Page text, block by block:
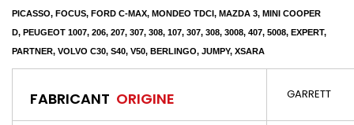
PICASSO, FOCUS, FORD C-MAX, MONDEO TDCI, MAZDA 3, MINI COOPER
D, PEUGEOT 1007, 206, 207, 307, 308, 107, 307, 308, 3008, 407, 5008, EXPERT,
PARTNER, VOLVO C30, S40, V50, BERLINGO, JUMPY, XSARA
FABRICANT ORIGINE GARRETT